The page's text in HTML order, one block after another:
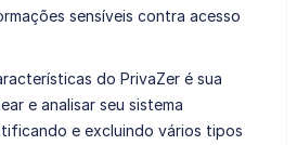
sensíveis contra acesso
do PrivaZer é sua
e analisar seu sistema
e excluindo vários tipos